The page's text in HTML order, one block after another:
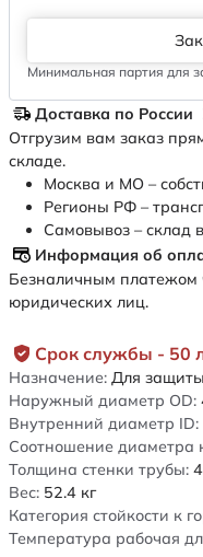
Срок службы - 50
Назначение: Для
Наружный диаметр OD:
Внутренний диаметр ID:
Соотношение диаметра
Толщина стенки трубы:
Вес: 52.4 кг
Категория стойкости к
Температура рабочая
Минимальная партия для
Доставка по России
Отгрузим вам заказ
складе.
Москва и МО –
Регионы РФ –
Самовывоз – склад
Информация об
Безналичным платежом
юридических лиц.